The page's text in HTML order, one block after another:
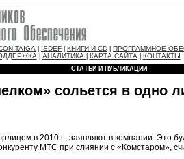
TAIGA ISDEF КНИГИ И CD ПРОГРАММНОЕ
| АНАЛИТИКА КАРТА САЙТА| КОНТАКТЫ
СТАТЬИ И ПУБЛИКАЦИИ
сольется в одно
в 2010 г., заявляют в компании. Это
МТС при слиянии с «Комстаром»,